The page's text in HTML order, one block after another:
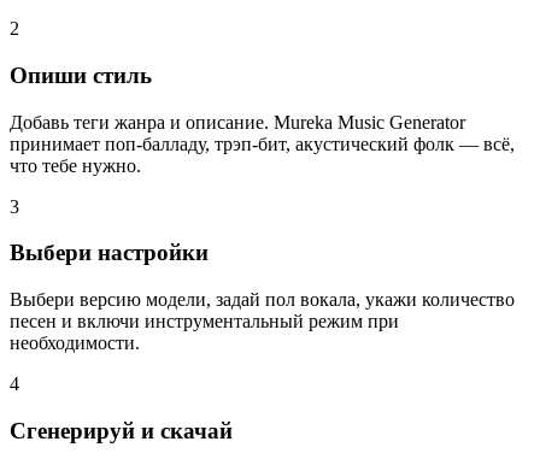
2
Опиши стиль
Добавь теги жанра и описание. Mureka Music Generator
принимает поп-балладу, трэп-бит, акустический фолк — всё,
что тебе нужно.
3
Выбери настройки
Выбери версию модели, задай пол вокала, укажи количество
песен и включи инструментальный режим при
необходимости.
4
Сгенерируй и скачай